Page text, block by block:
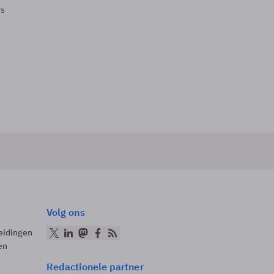
Volg ons
Redactionele partner